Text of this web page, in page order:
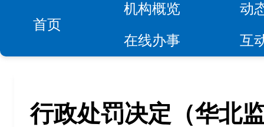
首页
机构概览
动
在线办事
互
行政处罚决定（华北